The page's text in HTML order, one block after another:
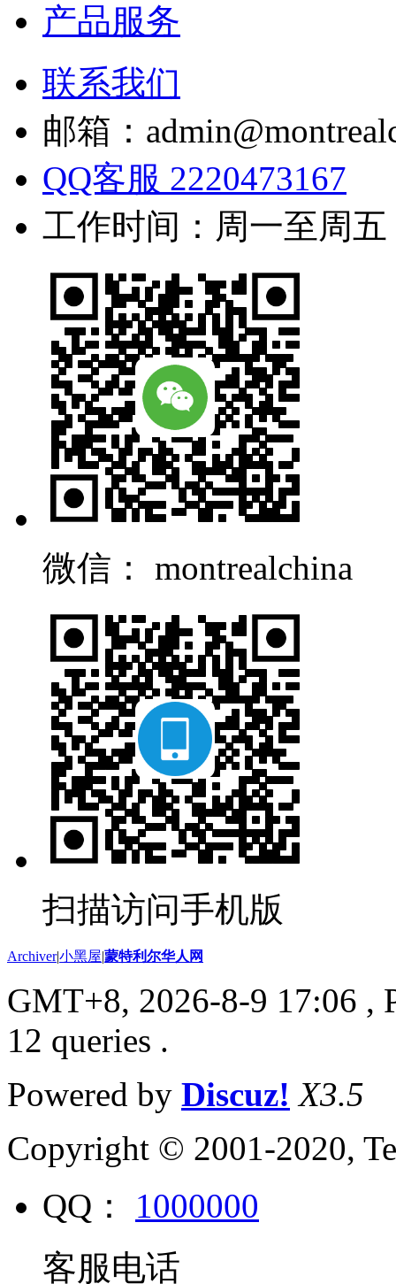
产品服务
联系我们
邮箱：
QQ客服 2220473167
工作时间：周一至周
微信： montrealchina
扫描访问手机版
Archiver|小黑屋|蒙特利尔华人网
GMT+8, 2026-8-9 17:06 ,
12 queries .
Powered by Discuz! X3.5
Copyright © 2001-2020,
QQ： 1000000
客服电话